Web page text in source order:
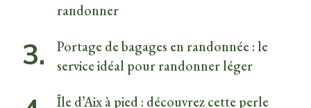
randonner
Portage de bagages en randonnée : le
service idéal pour randonner léger
Île d’Aix à pied : découvrez cette perle